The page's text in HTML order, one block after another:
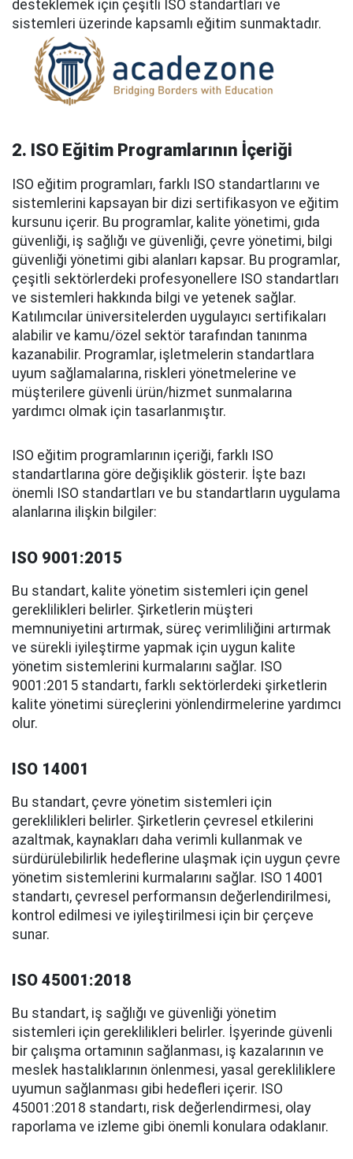
desteklemek için çeşitli ISO standartları ve
sistemleri üzerinde kapsamlı eğitim sunmaktadır.
2. ISO Eğitim Programlarının İçeriği
ISO eğitim programları, farklı ISO standartlarını ve
sistemlerini kapsayan bir dizi sertifikasyon ve eğitim
kursunu içerir. Bu programlar, kalite yönetimi, gıda
güvenliği, iş sağlığı ve güvenliği, çevre yönetimi, bilgi
güvenliği yönetimi gibi alanları kapsar. Bu programlar,
çeşitli sektörlerdeki profesyonellere ISO standartları
ve sistemleri hakkında bilgi ve yetenek sağlar.
Katılımcılar üniversitelerden uygulayıcı sertifikaları
alabilir ve kamu/özel sektör tarafından tanınma
kazanabilir. Programlar, işletmelerin standartlara
uyum sağlamalarına, riskleri yönetmelerine ve
müşterilere güvenli ürün/hizmet sunmalarına
yardımcı olmak için tasarlanmıştır.
ISO eğitim programlarının içeriği, farklı ISO
standartlarına göre değişiklik gösterir. İşte bazı
önemli ISO standartları ve bu standartların uygulama
alanlarına ilişkin bilgiler:
ISO 9001:2015
Bu standart, kalite yönetim sistemleri için genel
gereklilikleri belirler. Şirketlerin müşteri
memnuniyetini artırmak, süreç verimliliğini artırmak
ve sürekli iyileştirme yapmak için uygun kalite
yönetim sistemlerini kurmalarını sağlar. ISO
9001:2015 standartı, farklı sektörlerdeki şirketlerin
kalite yönetimi süreçlerini yönlendirmelerine yardımcı
olur.
ISO 14001
Bu standart, çevre yönetim sistemleri için
gereklilikleri belirler. Şirketlerin çevresel etkilerini
azaltmak, kaynakları daha verimli kullanmak ve
sürdürülebilirlik hedeflerine ulaşmak için uygun çevre
yönetim sistemlerini kurmalarını sağlar. ISO 14001
standartı, çevresel performansın değerlendirilmesi,
kontrol edilmesi ve iyileştirilmesi için bir çerçeve
sunar.
ISO 45001:2018
Bu standart, iş sağlığı ve güvenliği yönetim
sistemleri için gereklilikleri belirler. İşyerinde güvenli
bir çalışma ortamının sağlanması, iş kazalarının ve
meslek hastalıklarının önlenmesi, yasal gerekliliklere
uyumun sağlanması gibi hedefleri içerir. ISO
45001:2018 standartı, risk değerlendirmesi, olay
raporlama ve izleme gibi önemli konulara odaklanır.